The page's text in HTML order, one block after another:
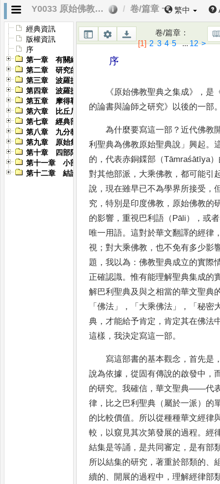
Y0033 原始佛教聖典之集成 卷/篇章 一 繁中
經典資訊
版權資訊
序
第一章 有關結集的種種問題
第二章 研究的資料與參考書
第三章 波羅提木叉經
第四章 波羅提木叉分別
第五章 摩得勒伽與犍度
第六章 比丘尼、附隨、毘尼藏之組織
第七章 經典部類概論
第八章 九分教與十二分教
第九章 原始集成之相應教
第十章 四部阿含
第十一章 小部與雜藏
第十二章 結論
卷/篇章 ：
[1] 2 3 4 5...12 >
序
《原始佛教聖典之集成》 ， 是
的論書與論師之研究》 以後的一部
為什麼要寫這一部 ？近代佛教
利聖典為佛教原始聖典說 」興起。
的 ，代表赤銅鍱部（Tāmraśātīya
對其他部派 ， 大乘佛教 ，都可能引
說 ，現在雖早已不為學界所接受 ，
究 ，特別是印度佛教 ， 原始佛教的
的影響 ，重視巴利語（ Pāli） ，或
唯一用語。這對於華文翻譯的經律
視 ；對大乘佛教 ，也不免有多少影
題 ，我以為 ：佛教聖典成立的實際
正確認識。惟有能理解聖典集成的
解巴利聖典及與之相當的華文聖典
「佛法 」，「 大乘佛法 」，「秘密
典 ，才能給予肯定 ，肯定其在佛法
這樣 ，我決定寫這一部。
寫這部書的基本觀念 ，首先是
說為依據 ，從固有傳說的啟發中 ，
的研究。我確信 ，華文聖典——代
律 ， 比之巴利聖典（屬於一派）的
的比較價值。 所以從種種華文經律
較 ， 以窺見其次第發展的過程。經
結集是等誦 ， 是共同審定 ， 是有部
所以結集的研究 ，著重於部類的、
續的、 開展的過程中 ，理解經律部